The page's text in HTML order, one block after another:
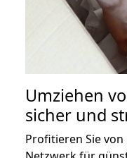
Umziehen
sicher und
Profitieren Sie